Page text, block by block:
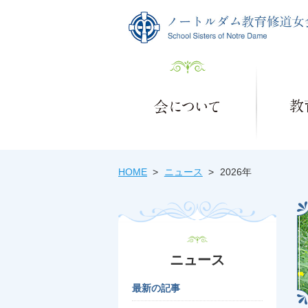
HOME ニュース 2026年
ニュース
最新の記事